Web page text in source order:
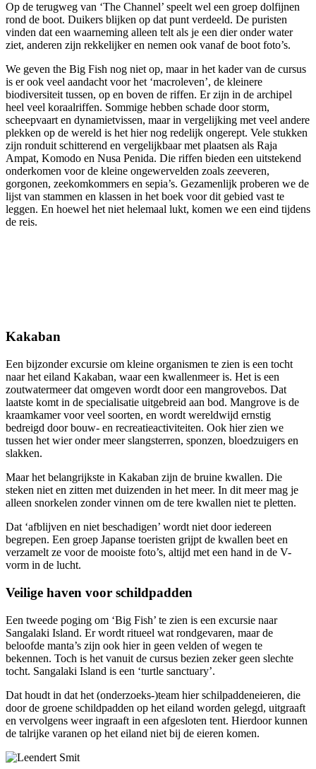
Op de terugweg van ‘The Channel’ speelt wel een groep dolfijnen
rond de boot. Duikers blijken op dat punt verdeeld. De puristen
vinden dat een waarneming alleen telt als je een dier onder water
ziet, anderen zijn rekkelijker en nemen ook vanaf de boot foto’s.
We geven the Big Fish nog niet op, maar in het kader van de cursus
is er ook veel aandacht voor het ‘macroleven’, de kleinere
biodiversiteit tussen, op en boven de riffen. Er zijn in de archipel
heel veel koraalriffen. Sommige hebben schade door storm,
scheepvaart en dynamietvissen, maar in vergelijking met veel andere
plekken op de wereld is het hier nog redelijk ongerept. Vele stukken
zijn ronduit schitterend en vergelijkbaar met plaatsen als Raja
Ampat, Komodo en Nusa Penida. Die riffen bieden een uitstekend
onderkomen voor de kleine ongewervelden zoals zeeveren,
gorgonen, zeekomkommers en sepia’s. Gezamenlijk proberen we de
lijst van stammen en klassen in het boek voor dit gebied vast te
leggen. En hoewel het niet helemaal lukt, komen we een eind tijdens
de reis.
Kakaban
Een bijzonder excursie om kleine organismen te zien is een tocht
naar het eiland Kakaban, waar een kwallenmeer is. Het is een
zoutwatermeer dat omgeven wordt door een mangrovebos. Dat
laatste komt in de specialisatie uitgebreid aan bod. Mangrove is de
kraamkamer voor veel soorten, en wordt wereldwijd ernstig
bedreigd door bouw- en recreatieactiviteiten. Ook hier zien we
tussen het wier onder meer slangsterren, sponzen, bloedzuigers en
slakken.
Maar het belangrijkste in Kakaban zijn de bruine kwallen. Die
steken niet en zitten met duizenden in het meer. In dit meer mag je
alleen snorkelen zonder vinnen om de tere kwallen niet te pletten.
Dat ‘afblijven en niet beschadigen’ wordt niet door iedereen
begrepen. Een groep Japanse toeristen grijpt de kwallen beet en
verzamelt ze voor de mooiste foto’s, altijd met een hand in de V-
vorm in de lucht.
Veilige haven voor schildpadden
Een tweede poging om ‘Big Fish’ te zien is een excursie naar
Sangalaki Island. Er wordt ritueel wat rondgevaren, maar de
beloofde manta’s zijn ook hier in geen velden of wegen te
bekennen. Toch is het vanuit de cursus bezien zeker geen slechte
tocht. Sangalaki Island is een ‘turtle sanctuary’.
Dat houdt in dat het (onderzoeks-)team hier schilpaddeneieren, die
door de groene schildpadden op het eiland worden gelegd, uitgraaft
en vervolgens weer ingraaft in een afgesloten tent. Hierdoor kunnen
de talrijke varanen op het eiland niet bij de eieren komen.